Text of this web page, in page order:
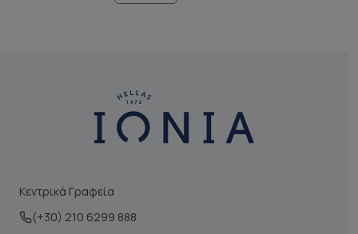
Κεντρικά Γραφεία
(+30) 210 6299 888